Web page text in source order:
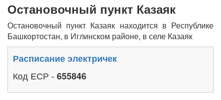
Остановочный пункт Казаяк
Остановочный пункт Казаяк находится в Республике
Башкортостан, в Иглинском районе, в селе Казаяк
Расписание электричек
Код ЕСР - 655846